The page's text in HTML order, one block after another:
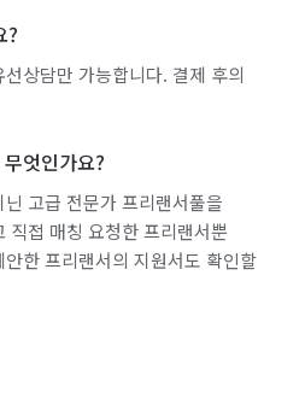
?
상담만 가능합니다. 결제 후의
엇인가요?
고급 전문가 프리랜서풀을
직접 매칭 요청한 프리랜서뿐
한 프리랜서의 지원서도 확인할